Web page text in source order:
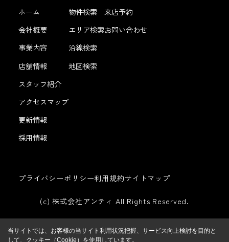
ホーム
会社概要
事業内容
店舗情報
スタッフ紹介
アクセスマップ
更新情報
採用情報
物件検索
エリア検索
沿線検索
地図検索
来店予約
お問い合わせ
プライバシーポリシー利用規約サイトマップ
(c) 株式会社アンティ All Rights Reserved.
当サイトでは、お客様の当サイト利用状況把握、サービス向上検討を目的と
して、クッキー（Cookie）を使用しています。